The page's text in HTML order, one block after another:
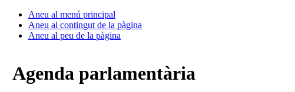
Aneu al menú principal
Aneu al contingut de la pàgina
Aneu al peu de la pàgina
Agenda parlamentària